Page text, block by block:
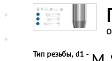
Тип резьбы, d1 -